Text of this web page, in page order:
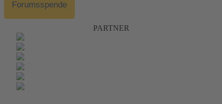
Forumsspende
PARTNER